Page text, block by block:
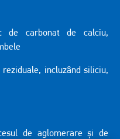
de carbonat de calciu,
incluzând siliciu,
de aglomerare și de